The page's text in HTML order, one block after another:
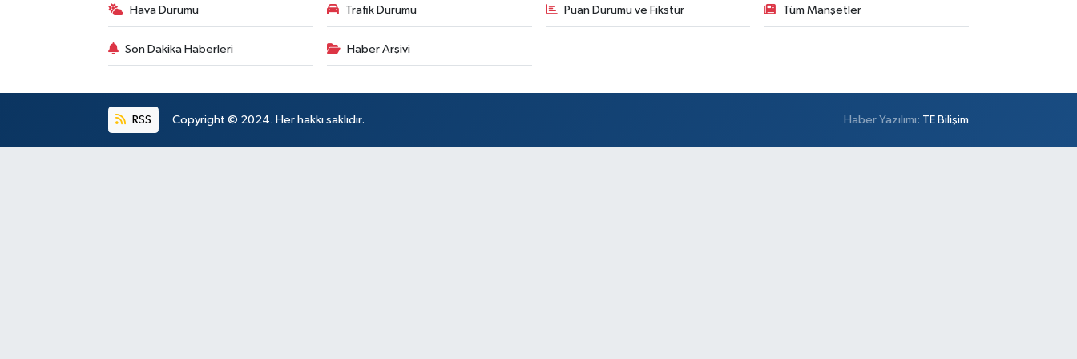
0 (216) 443 99 98 Yol Tarifi Al
Yol Tarifi Al
Hava Durumu Trafik Durumu Puan Durumu ve Fikstür Tüm Manşetler
Son Dakika Haberleri Haber Arşivi
RSS Copyright © 2024. Her hakkı saklıdır. Haber Yazılımı: TE Bilişim